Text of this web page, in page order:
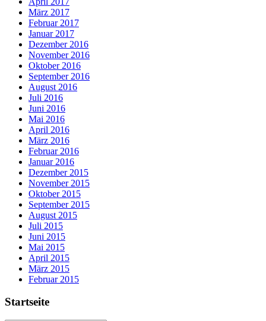
März 2017
Februar 2017
Januar 2017
Dezember 2016
November 2016
Oktober 2016
September 2016
August 2016
Juli 2016
Juni 2016
Mai 2016
April 2016
März 2016
Februar 2016
Januar 2016
Dezember 2015
November 2015
Oktober 2015
September 2015
August 2015
Juli 2015
Juni 2015
Mai 2015
April 2015
März 2015
Februar 2015
Startseite